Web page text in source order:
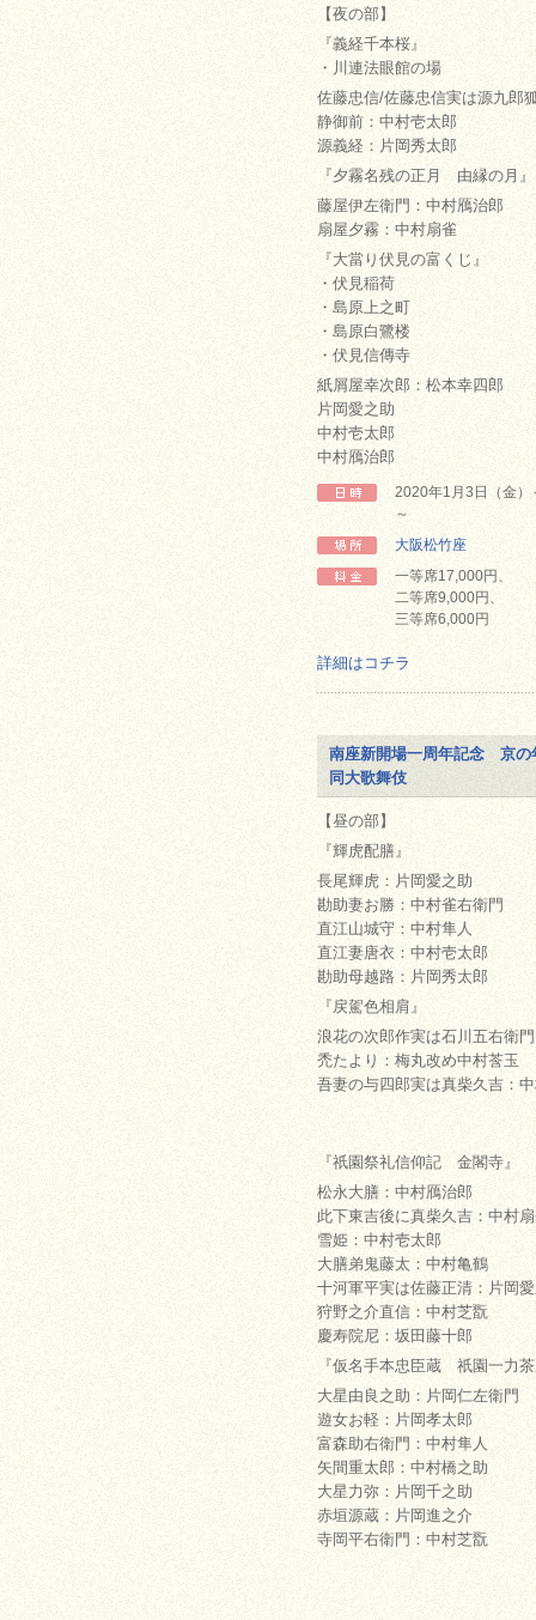
【夜の部】
『義経千本桜』
・川連法眼館の場
佐藤忠信/佐藤忠信実は源九郎
静御前：中村壱太郎
源義経：片岡秀太郎
『夕霧名残の正月 由縁の月』
藤屋伊左衛門：中村鴈治郎
扇屋夕霧：中村扇雀
『大當り伏見の富くじ』
・伏見稲荷
・島原上之町
・島原白鷺楼
・伏見信傳寺
紙屑屋幸次郎：松本幸四郎
片岡愛之助
中村壱太郎
中村鴈治郎
2020年1月3日（金
～
大阪松竹座
一等席17,000円、
二等席9,000円、
三等席6,000円
詳細はコチラ
南座新開場一周年記念 京
同大歌舞伎
【昼の部】
『輝虎配膳』
長尾輝虎：片岡愛之助
勘助妻お勝：中村雀右衛門
直江山城守：中村隼人
直江妻唐衣：中村壱太郎
勘助母越路：片岡秀太郎
『戻駕色相肩』
浪花の次郎作実は石川五右衛
禿たより：梅丸改め中村莟玉
吾妻の与四郎実は真柴久吉：
『祇園祭礼信仰記 金閣寺』
松永大膳：中村鴈治郎
此下東吉後に真柴久吉：中村
雪姫：中村壱太郎
大膳弟鬼藤太：中村亀鶴
十河軍平実は佐藤正清：片岡
狩野之介直信：中村芝翫
慶寿院尼：坂田藤十郎
『仮名手本忠臣蔵 祇園一力
大星由良之助：片岡仁左衛門
遊女お軽：片岡孝太郎
富森助右衛門：中村隼人
矢間重太郎：中村橋之助
大星力弥：片岡千之助
赤垣源蔵：片岡進之介
寺岡平右衛門：中村芝翫